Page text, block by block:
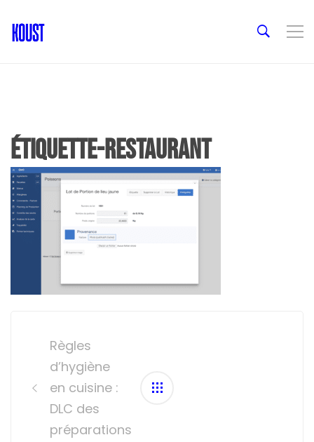
étiquette-restaurant
navigation
Règles
d’hygiène
en cuisine :
DLC des
préparations